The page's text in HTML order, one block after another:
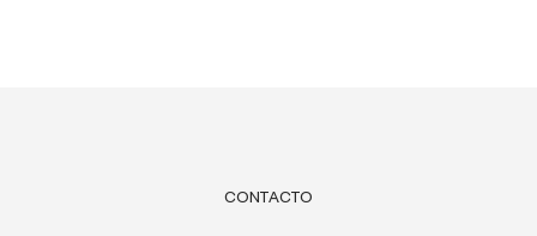
CONTACTO